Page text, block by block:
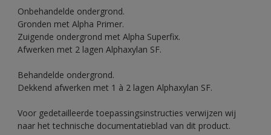
Onbehandelde ondergrond.
Gronden met Alpha Primer.
Zuigende ondergrond met Alpha Superfix.
Afwerken met 2 lagen Alphaxylan SF.
Behandelde ondergrond.
Dekkend afwerken met 1 à 2 lagen Alphaxylan SF.
Voor gedetailleerde toepassingsinstructies verwijzen wij
naar het technische documentatieblad van dit product.